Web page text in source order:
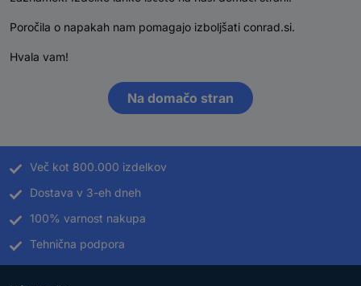
Poročila o napakah nam pomagajo izboljšati conrad.si.
Hvala vam!
Na domačo stran
Več kot 800.000 izdelkov
Dostava v 3-eh dneh
100% varnost nakupa
Tehnična podpora